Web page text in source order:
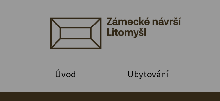
Úvod Ubytování